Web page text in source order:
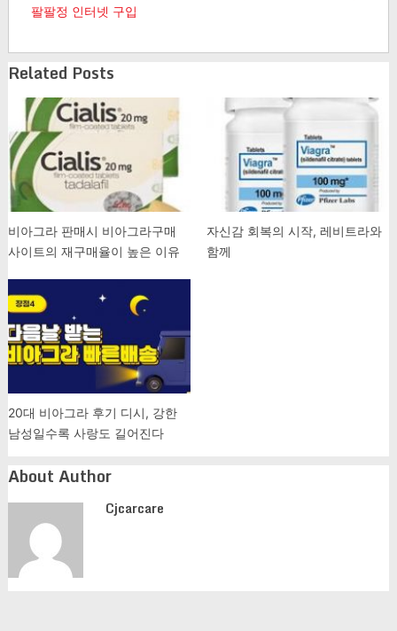
팔팔정 인터넷 구입
Related Posts
비아그라 판매시 비아그라구매
사이트의 재구매율이 높은 이유
자신감 회복의 시작, 레비트라와
함께
20대 비아그라 후기 디시, 강한
남성일수록 사랑도 길어진다
About Author
Cjcarcare